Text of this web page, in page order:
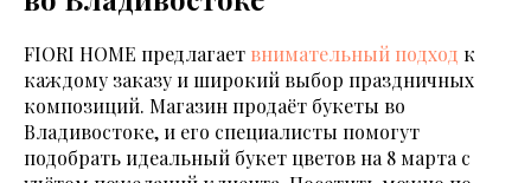
FIORI HOME предлагает внимательный подход к
каждому заказу и широкий выбор праздничных
композиций. Магазин продаёт букеты во
Владивостоке, и его специалисты помогут
подобрать идеальный букет цветов на 8 марта с